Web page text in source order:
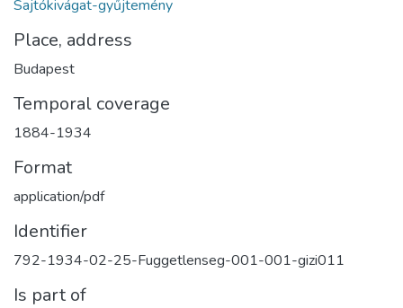
Sajtókivágat-gyűjtemény
Place, address
Budapest
Temporal coverage
1884-1934
Format
application/pdf
Identifier
792-1934-02-25-Fuggetlenseg-001-001-gizi011
Is part of